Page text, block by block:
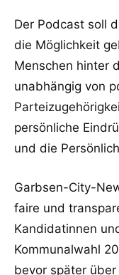
Der Podcast soll
die Möglichkeit
Menschen hinter
unabhängig von
persönliche
und die
Garbsen-City-
faire und
Kandidatinnen
Kommunalwahl
bevor später